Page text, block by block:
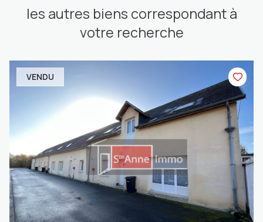
les autres biens correspondant à
votre recherche
VENDU